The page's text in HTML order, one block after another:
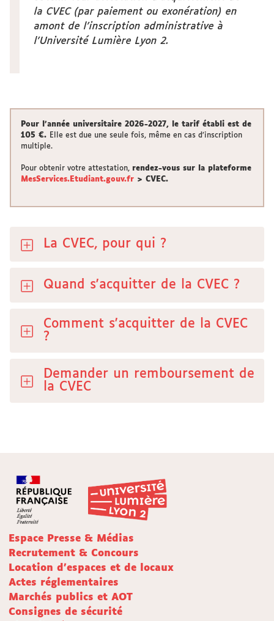
la CVEC (par paiement ou exonération) en
amont de l'inscription administrative à
l'Université Lumière Lyon 2.
Pour l'année universitaire 2026-2027, le tarif établi est de
105 €. Elle est due une seule fois, même en cas d’inscription
multiple.
Pour obtenir votre attestation, rendez-vous sur la plateforme
MesServices.Etudiant.gouv.fr > CVEC.
La CVEC, pour qui ?
Quand s'acquitter de la CVEC ?
Comment s'acquitter de la CVEC
?
Demander un remboursement de
la CVEC
Espace Presse & Médias
Recrutement & Concours
Location d'espaces et de locaux
Actes réglementaires
Marchés publics et AOT
Consignes de sécurité